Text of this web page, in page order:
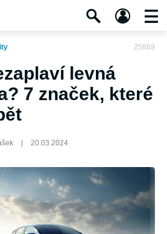
25869
levná
7 značek, které
20.03.2024